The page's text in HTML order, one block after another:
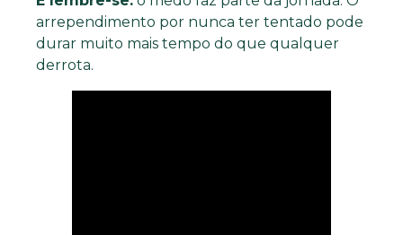
arrependimento por nunca ter tentado pode
durar muito mais tempo do que qualquer
derrota.